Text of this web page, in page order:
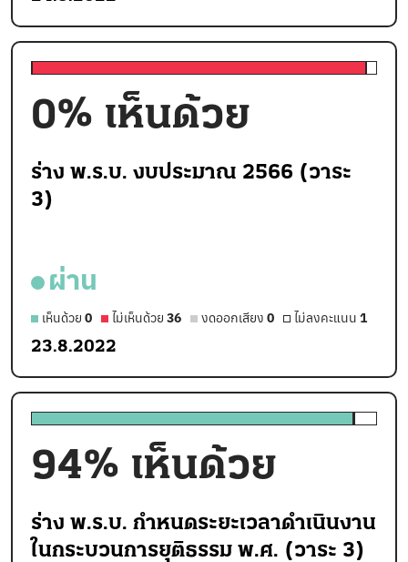
0% เห็นด้วย
ร่าง พ.ร.บ. งบประมาณ 2566 (วาระ
3)
ผ่าน
เห็นด้วย 0 ไม่เห็นด้วย 36 งดออกเสียง 0 ไม่ลงคะแนน 1
23.8.2022
94% เห็นด้วย
ร่าง พ.ร.บ. กำหนดระยะเวลาดำเนินงาน
ในกระบวนการยุติธรรม พ.ศ. (วาระ 3)